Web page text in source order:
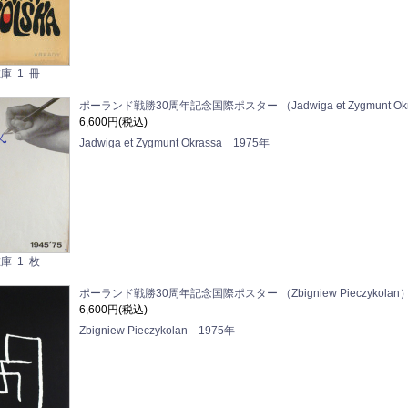
1 冊
1 枚
ポーランド戦勝30周年記念国際ポスター （Jadwiga et Zygmunt
6,600円(税込)
Jadwiga et Zygmunt Okrassa 1975年
ポーランド戦勝30周年記念国際ポスター （Zbigniew Pieczykolan）
6,600円(税込)
Zbigniew Pieczykolan 1975年